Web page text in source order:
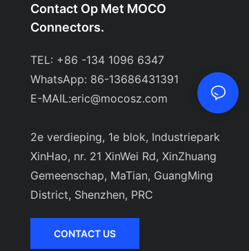
Contact Op Met MOCO
Connectors.
TEL: +86 -134 1096 6347
WhatsApp: 86-13686431391
E-MAIL:eric@mocosz.com
2e verdieping, 1e blok, Industriepark
XinHao, nr. 21 XinWei Rd, XinZhuang
Gemeenschap, MaTian, ​​GuangMing
District, Shenzhen, PRC
CONTACT US